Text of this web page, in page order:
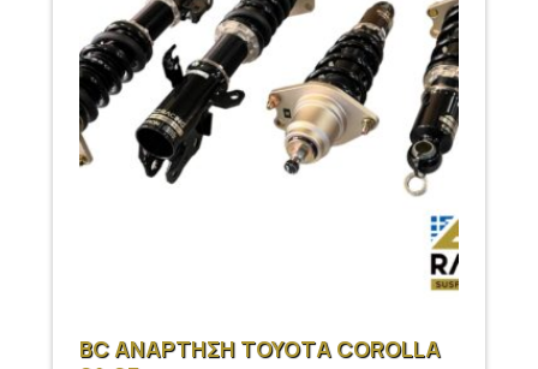
BC ΑΝΑΡΤΗΣΗ TOYOTA COROLLA